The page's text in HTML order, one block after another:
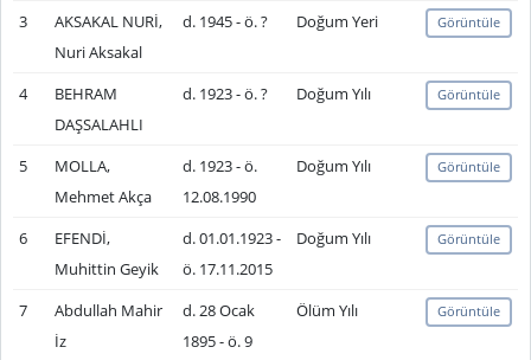
3
AKSAKAL NURİ,
Nuri Aksakal
d. 1945 - ö. ? Doğum Yeri Görüntüle
4
BEHRAM
DAŞSALAHLI
d. 1923 - ö. ? Doğum Yılı Görüntüle
5
MOLLA,
Mehmet Akça
d. 1923 - ö.
12.08.1990
Doğum Yılı Görüntüle
6
EFENDİ,
Muhittin Geyik
d. 01.01.1923 -
ö. 17.11.2015
Doğum Yılı Görüntüle
7
Abdullah Mahir
İz
d. 28 Ocak
1895 - ö. 9
Ölüm Yılı Görüntüle